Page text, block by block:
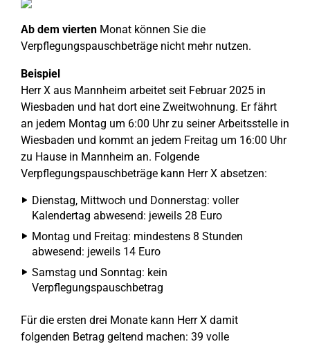
Ab dem vierten Monat können Sie die
Verpflegungspauschbeträge nicht mehr nutzen.
Beispiel
Herr X aus Mannheim arbeitet seit Februar 2025 in
Wiesbaden und hat dort eine Zweitwohnung. Er fährt
an jedem Montag um 6:00 Uhr zu seiner Arbeitsstelle in
Wiesbaden und kommt an jedem Freitag um 16:00 Uhr
zu Hause in Mannheim an. Folgende
Verpflegungspauschbeträge kann Herr X absetzen:
Dienstag, Mittwoch und Donnerstag: voller
Kalendertag abwesend: jeweils 28 Euro
Montag und Freitag: mindestens 8 Stunden
abwesend: jeweils 14 Euro
Samstag und Sonntag: kein
Verpflegungspauschbetrag
Für die ersten drei Monate kann Herr X damit
folgenden Betrag geltend machen: 39 volle